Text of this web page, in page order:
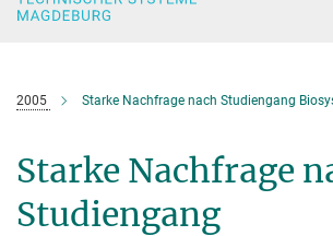
2005 Starke Nachfrage nach Studiengang
Starke Nachfrage
Studiengang